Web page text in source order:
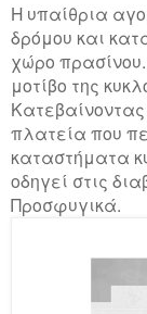
Η υπαίθρια
δρόμου και
χώρο
μοτίβο της
Κατεβαίνοντας
πλατεία που
καταστήματα
οδηγεί στις
Προσφυγικά.